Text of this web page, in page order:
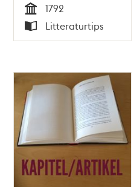
Tid
1792
Typ
Litteraturtips